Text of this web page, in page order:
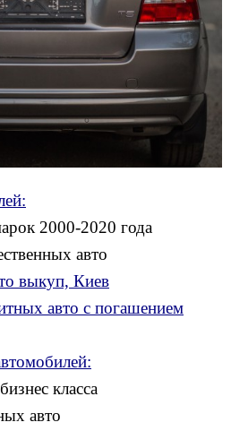
2000-2020 года
авто
выкуп, Киев
авто с погашением
класса
авто